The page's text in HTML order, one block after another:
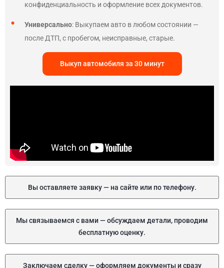
конфиденциальность и оформление всех документов.
Универсально: Выкупаем авто в любом состоянии —
после ДТП, с пробегом, неисправные, старые.
Выкуп автомобиля за 30 минут
Вы оставляете заявку — на сайте или по телефону.
Мы связываемся с вами — обсуждаем детали, проводим
бесплатную оценку.
Заключаем сделку — оформляем документы и сразу